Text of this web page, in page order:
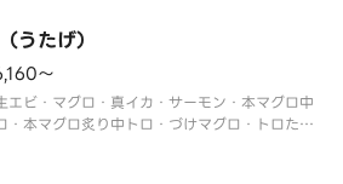
・イクラ軍艦・切玉子】
は5人前です。
うたげ）
〜
エビ・マグロ・真イカ・サーモン・本マグロ中
・本マグロ炙り中トロ・づけマグロ・トロたく